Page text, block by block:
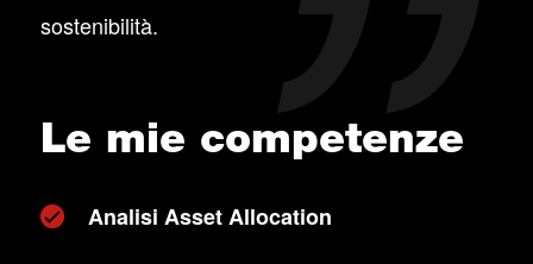
sostenibilità.
Le mie competenze
Analisi Asset Allocation